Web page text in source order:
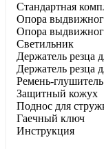
Стандартная
Опора
Опора
Светильник
Держатель резца
Держатель резца
Ремень-
Защитный кожух
Поднос для
Гаечный ключ
Инструкция